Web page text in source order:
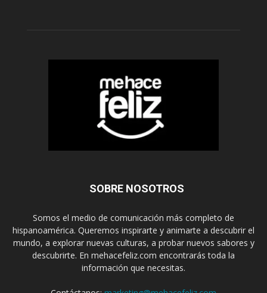
SOBRE NOSOTROS
Somos el medio de comunicación más completo de
hispanoamérica. Queremos inspirarte y animarte a descubrir el
mundo, a explorar nuevas culturas, a probar nuevos sabores y
descubrirte. En mehacefeliz.com encontrarás toda la
información que necesitas.